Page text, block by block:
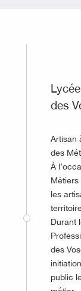
des
Artisan
des
À
Métiers
les
Durant
des
public